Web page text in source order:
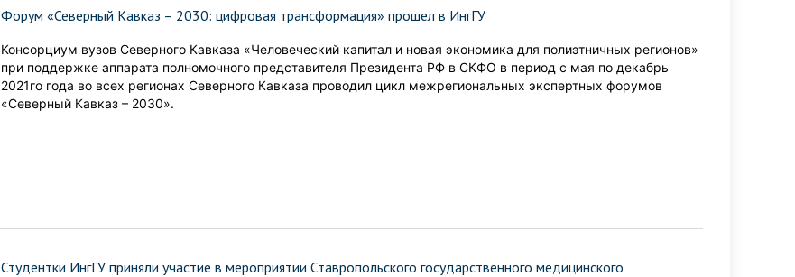
Форум «Северный Кавказ – 2030: цифровая трансформация» прошел в ИнгГУ
Консорциум вузов Северного Кавказа «Человеческий капитал и новая экономика для полиэтничных регионов»
при поддержке аппарата полномочного представителя Президента РФ в СКФО в период с мая по декабрь
2021го года во всех регионах Северного Кавказа проводил цикл межрегиональных экспертных форумов
«Северный Кавказ – 2030».
Студентки ИнгГУ приняли участие в мероприятии Ставропольского государственного медицинского